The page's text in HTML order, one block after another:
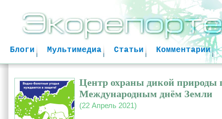
Комментарии
Статьи
Мультимедиа
Блоги
Центр охраны дикой природы
Международным днём Земли
(22 Апрель 2021)